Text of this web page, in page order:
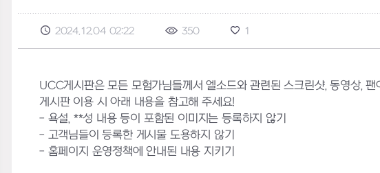
2024.12.04 02:22 350 1
UCC게시판은 모든 모험가님들께서 엘소드와 관련된 스크린샷, 동영상,
게시판 이용 시 아래 내용을 참고해 주세요!
- 욕설, **성 내용 등이 포함된 이미지는 등록하지 않기
- 고객님들이 등록한 게시물 도용하지 않기
- 홈페이지 운영정책에 안내된 내용 지키기